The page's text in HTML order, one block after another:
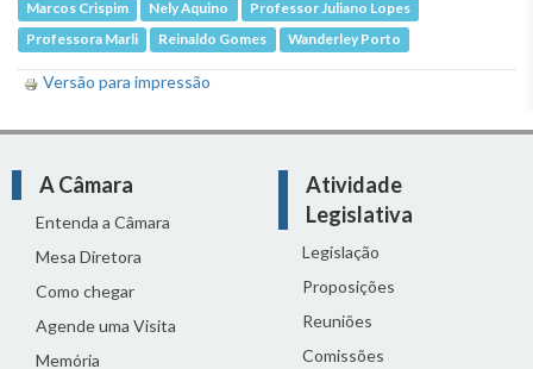
Marcos Crispim
Nely Aquino
Professor Juliano Lopes
Professora Marli
Reinaldo Gomes Wanderley Porto
Versão para impressão
A Câmara
Entenda a Câmara
Mesa Diretora
Como chegar
Agende uma Visita
Memória
Atividade
Legislativa
Legislação
Proposições
Reuniões
Comissões